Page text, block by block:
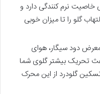
نرم کنندگی دارد و
گلو را تا میزان خوبی
معرض دود سیگار، هوای
تحریک بیشتر گلوی شما
گلودرد از این محرک